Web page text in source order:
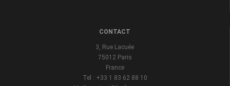
CONTACT
3, Rue Lacuée
75012 Paris
France
Tel : +33 1 83 62 88 10